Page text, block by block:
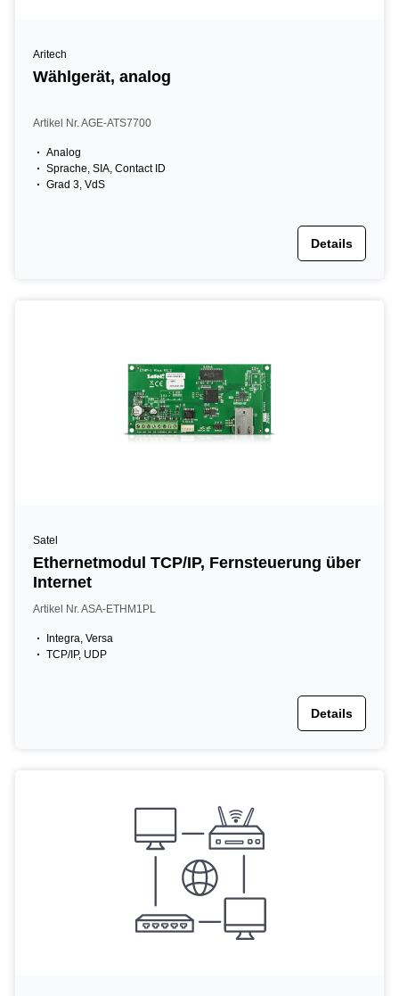
Aritech
Wählgerät, analog
Artikel Nr. AGE-ATS7700
Analog
Sprache, SIA, Contact ID
Grad 3, VdS
Details
Satel
Ethernetmodul TCP/IP, Fernsteuerung über
Internet
Artikel Nr. ASA-ETHM1PL
Integra, Versa
TCP/IP, UDP
Details